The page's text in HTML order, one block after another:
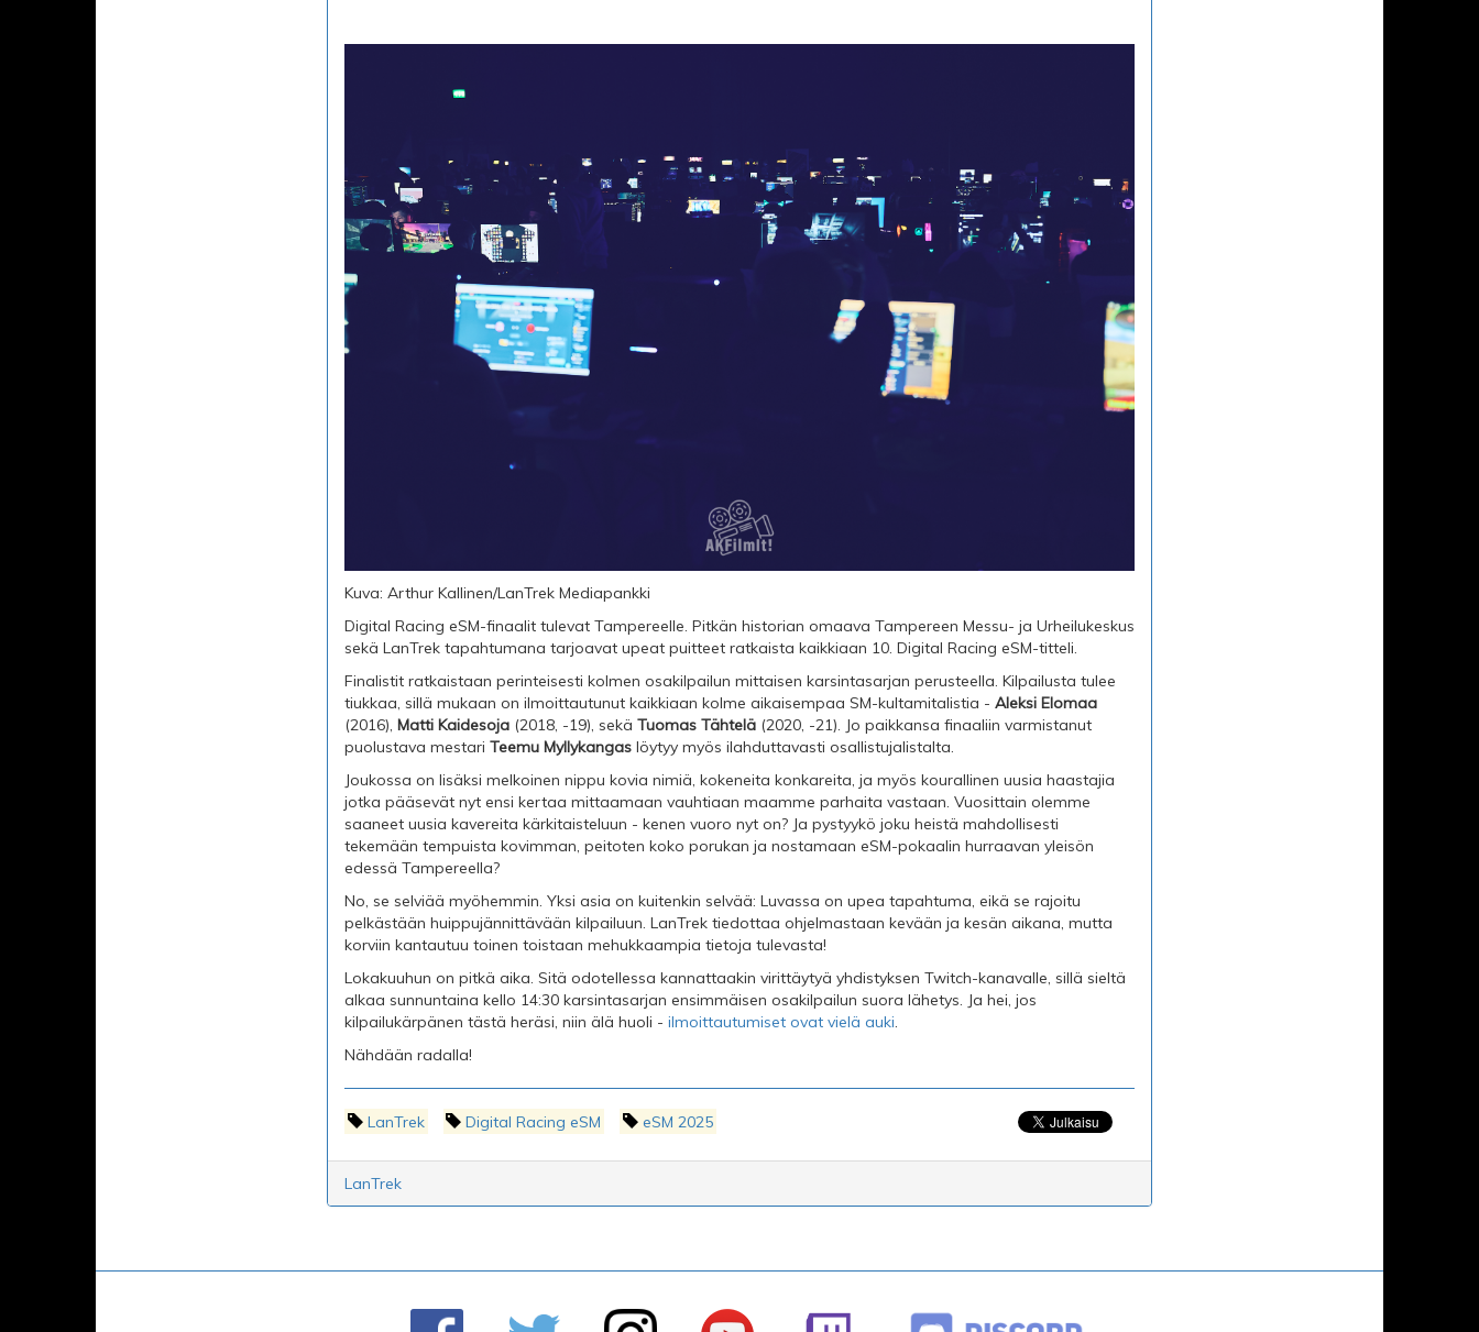
Kuva: Arthur Kallinen/LanTrek Mediapankki
Digital Racing eSM-finaalit tulevat Tampereelle. Pitkän historian omaava Tampereen Messu- ja Urheilukeskus
sekä LanTrek tapahtumana tarjoavat upeat puitteet ratkaista kaikkiaan 10. Digital Racing eSM-titteli.
Finalistit ratkaistaan perinteisesti kolmen osakilpailun mittaisen karsintasarjan perusteella. Kilpailusta tulee
tiukkaa, sillä mukaan on ilmoittautunut kaikkiaan kolme aikaisempaa SM-kultamitalistia - Aleksi Elomaa
(2016), Matti Kaidesoja (2018, -19), sekä Tuomas Tähtelä (2020, -21). Jo paikkansa finaaliin varmistanut
puolustava mestari Teemu Myllykangas löytyy myös ilahduttavasti osallistujalistalta.
Joukossa on lisäksi melkoinen nippu kovia nimiä, kokeneita konkareita, ja myös kourallinen uusia haastajia
jotka pääsevät nyt ensi kertaa mittaamaan vauhtiaan maamme parhaita vastaan. Vuosittain olemme
saaneet uusia kavereita kärkitaisteluun - kenen vuoro nyt on? Ja pystyykö joku heistä mahdollisesti
tekemään tempuista kovimman, peitoten koko porukan ja nostamaan eSM-pokaalin hurraavan yleisön
edessä Tampereella?
No, se selviää myöhemmin. Yksi asia on kuitenkin selvää: Luvassa on upea tapahtuma, eikä se rajoitu
pelkästään huippujännittävään kilpailuun. LanTrek tiedottaa ohjelmastaan kevään ja kesän aikana, mutta
korviin kantautuu toinen toistaan mehukkaampia tietoja tulevasta!
Lokakuuhun on pitkä aika. Sitä odotellessa kannattaakin virittäytyä yhdistyksen Twitch-kanavalle, sillä sieltä
alkaa sunnuntaina kello 14:30 karsintasarjan ensimmäisen osakilpailun suora lähetys. Ja hei, jos
kilpailukärpänen tästä heräsi, niin älä huoli - ilmoittautumiset ovat vielä auki.
Nähdään radalla!
LanTrek Digital Racing eSM eSM 2025
LanTrek